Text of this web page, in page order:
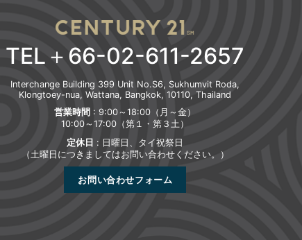
TEL＋66-02-611-2657
Interchange Building 399 Unit No.S6, Sukhumvit Roda,
Klongtoey-nua, Wattana, Bangkok, 10110, Thailand
営業時間 : 9:00～18:00（月～金）
10:00～17:00（第１・第３土）
定休日 : 日曜日、タイ祝祭日
（土曜日につきましてはお問い合わせください。）
お問い合わせフォーム